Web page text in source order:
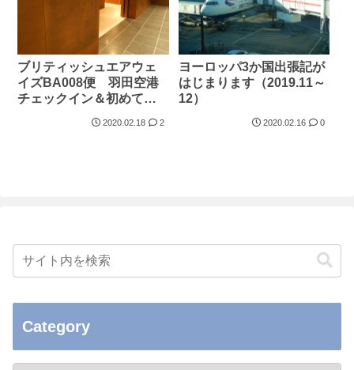
ブリティッシュエアウェ
イズBA008便 羽田空港
チェックイン＆初めての
キャセイパシフィック航
2020.02.18 2
ヨーロッパ3か国出張記が
はじまります（2019.11～
12）
2020.02.16 0
Category